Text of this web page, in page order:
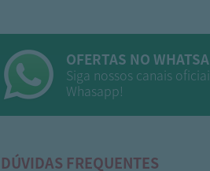
OFERTAS NO
Siga nossos canais
Whasapp!
DÚVIDAS FREQUENTES